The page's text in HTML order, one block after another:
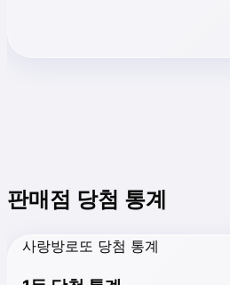
판매점 당첨 통계
사랑방로또 당첨 통계